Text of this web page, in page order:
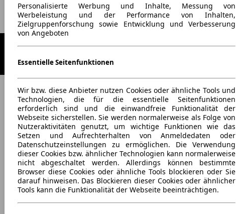
Personalisierte Werbung und Inhalte, Messung von
Werbeleistung und der Performance von Inhalten,
Zielgruppenforschung sowie Entwicklung und Verbesserung
von Angeboten
Essentielle Seitenfunktionen
Wir bzw. diese Anbieter nutzen Cookies oder ähnliche Tools und
Technologien, die für die essentielle Seitenfunktionen
erforderlich sind und die einwandfreie Funktionalität der
Webseite sicherstellen. Sie werden normalerweise als Folge von
Nutzeraktivitäten genutzt, um wichtige Funktionen wie das
Setzen und Aufrechterhalten von Anmeldedaten oder
Datenschutzeinstellungen zu ermöglichen. Die Verwendung
dieser Cookies bzw. ähnlicher Technologien kann normalerweise
nicht abgeschaltet werden. Allerdings können bestimmte
Browser diese Cookies oder ähnliche Tools blockieren oder Sie
darauf hinweisen. Das Blockieren dieser Cookies oder ähnlicher
Tools kann die Funktionalität der Webseite beeinträchtigen.